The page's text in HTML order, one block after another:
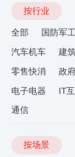
按行业
全部 国防军工
汽车机车
建
零售快消
政
电子电器
IT
通信
按场景